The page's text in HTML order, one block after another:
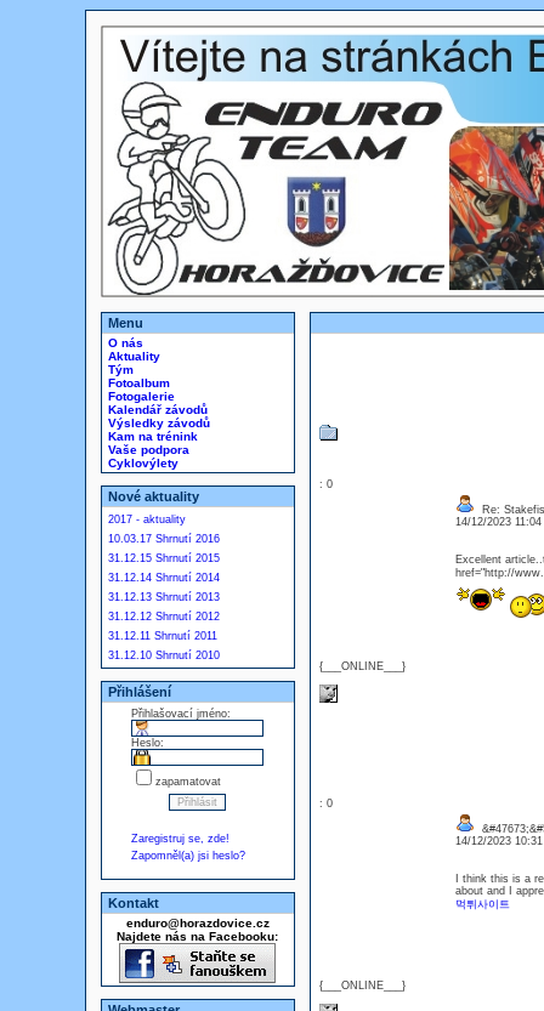
Menu
O nás
Aktuality
Tým
Fotoalbum
Fotogalerie
Kalendář závodů
Výsledky závodů
Kam na trénink
Vaše podpora
Cyklovýlety
Nové aktuality
2017 - aktuality
10.03.17 Shrnutí 2016
31.12.15 Shrnutí 2015
31.12.14 Shrnutí 2014
31.12.13 Shrnutí 2013
31.12.12 Shrnutí 2012
31.12.11 Shrnutí 2011
31.12.10 Shrnutí 2010
Přihlášení
Přihlašovací jméno:
Heslo:
zapamatovat
Zaregistruj se, zde!
Zapomněl(a) jsi heslo?
Kontakt
enduro@horazdovice.cz
Najdete nás na Facebooku:
: 0
{___ONLINE___}
Re:
14/12/2023
Excellent
href="http://
: 0
{___ONLINE___}
14/12/2023
I think this is a
about and I
먹튀사이트